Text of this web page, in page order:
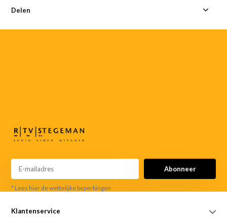
Delen
Abonneer
* Lees hier de wettelijke beperkingen
Klantenservice